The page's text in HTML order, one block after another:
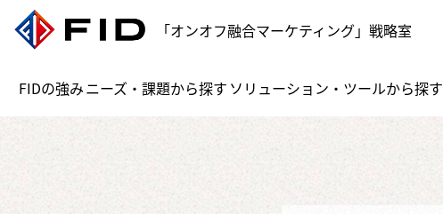
「オンオフ融合マーケティング」戦略室
FIDの強みニーズ・課題から探す ソリューション・ツールから探す